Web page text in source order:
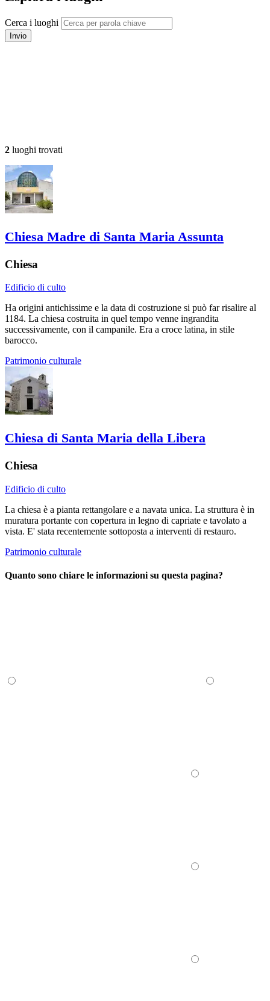
Cerca i luoghi
Invio
2 luoghi trovati
Chiesa Madre di Santa Maria Assunta
Chiesa
Edificio di culto
Ha origini antichissime e la data di costruzione si può far risalire al
1184. La chiesa costruita in quel tempo venne ingrandita
successivamente, con il campanile. Era a croce latina, in stile
barocco.
Patrimonio culturale
Chiesa di Santa Maria della Libera
Chiesa
Edificio di culto
La chiesa è a pianta rettangolare e a navata unica. La struttura è in
muratura portante con copertura in legno di capriate e tavolato a
vista. E' stata recentemente sottoposta a interventi di restauro.
Patrimonio culturale
Quanto sono chiare le informazioni su questa pagina?